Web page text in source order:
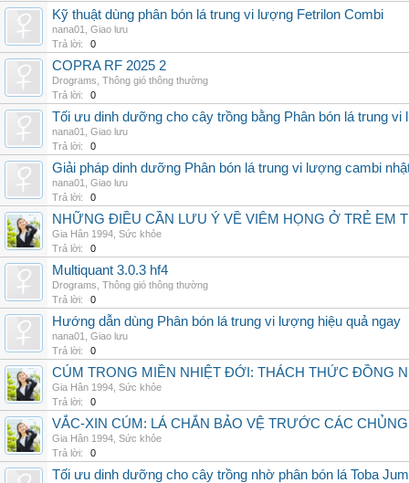
Kỹ thuật dùng phân bón lá trung vi lượng Fetrilon Combi
nana01
Giao lưu
Trả lời:
0
COPRA RF 2025 2
Drograms Thông gió thông thường
Trả lời:
0
Tối ưu dinh dưỡng cho cây trồng bằng Phân bón lá trung vi
nana01
Giao lưu
Trả lời:
0
Giải pháp dinh dưỡng Phân bón lá trung vi lượng cambi
nana01
Giao lưu
Trả lời:
0
NHỮNG ĐIỀU CẦN LƯU Ý VỀ VIÊM HỌNG Ở TRẺ EM
Gia Hân 1994 Sức khỏe
Trả lời:
0
Multiquant 3.0.3 hf4
Drograms Thông gió thông thường
Trả lời:
0
Hướng dẫn dùng Phân bón lá trung vi lượng hiệu quả ngay
nana01
Giao lưu
Trả lời:
0
CÚM TRONG MIỀN NHIỆT ĐỚI: THÁCH THỨC ĐỒNG
Gia Hân 1994 Sức khỏe
Trả lời:
0
VẮC-XIN CÚM: LÁ CHẮN BẢO VỆ TRƯỚC CÁC
Gia Hân 1994 Sức khỏe
Trả lời:
0
Tối ưu dinh dưỡng cho cây trồng nhờ phân bón lá Toba Jum